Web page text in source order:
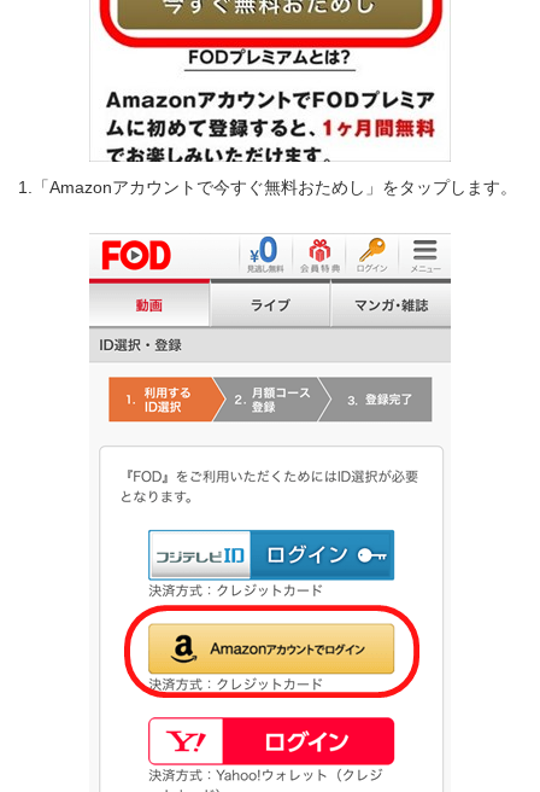
1.「Amazonアカウントで今すぐ無料おためし」をタップします。